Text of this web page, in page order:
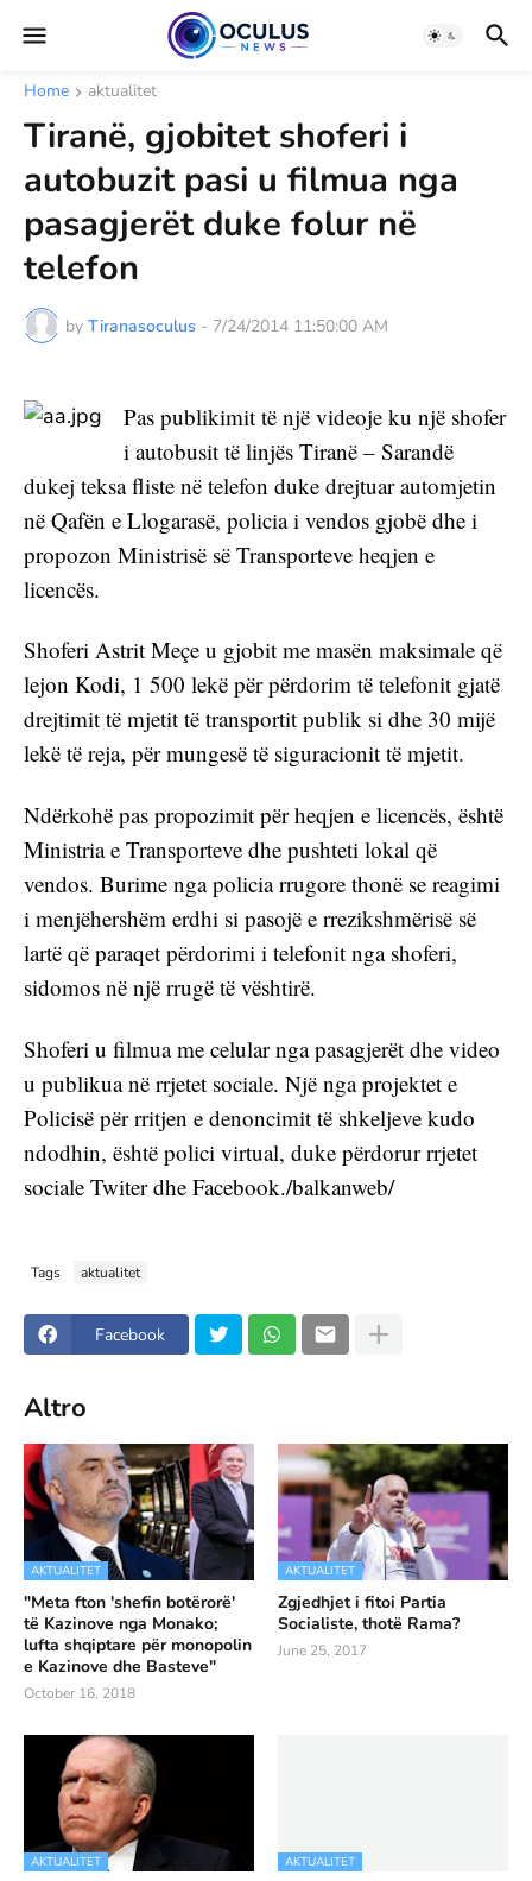
Home aktualitet
Tiranë, gjobitet shoferi i
autobuzit pasi u filmua nga
pasagjerët duke folur në
telefon
by Tiranasoculus - 7/24/2014 11:50:00 AM
Pas publikimit të një videoje ku një shofer
i autobusit të linjës Tiranë – Sarandë
dukej teksa fliste në telefon duke drejtuar automjetin
në Qafën e Llogarasë, policia i vendos gjobë dhe i
propozon Ministrisë së Transporteve heqjen e
licencës.
Shoferi Astrit Meçe u gjobit me masën maksimale që
lejon Kodi, 1 500 lekë për përdorim të telefonit gjatë
drejtimit të mjetit të transportit publik si dhe 30 mijë
lekë të reja, për mungesë të siguracionit të mjetit.
Ndërkohë pas propozimit për heqjen e licencës, është
Ministria e Transporteve dhe pushteti lokal që
vendos. Burime nga policia rrugore thonë se reagimi
i menjëhershëm erdhi si pasojë e rrezikshmërisë së
lartë që paraqet përdorimi i telefonit nga shoferi,
sidomos në një rrugë të vështirë.
Shoferi u filmua me celular nga pasagjerët dhe video
u publikua në rrjetet sociale. Një nga projektet e
Policisë për rritjen e denoncimit të shkeljeve kudo
ndodhin, është polici virtual, duke përdorur rrjetet
sociale Twiter dhe Facebook./balkanweb/
Tags aktualitet
Facebook
Altro
AKTUALITET
"Meta fton 'shefin botërorë'
të Kazinove nga Monako;
lufta shqiptare për monopolin
e Kazinove dhe Basteve"
October 16, 2018
AKTUALITET
Zgjedhjet i fitoi Partia
Socialiste, thotë Rama?
June 25, 2017
AKTUALITET AKTUALITET